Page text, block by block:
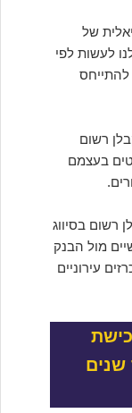
של
לעשות לפי
רשום
בעצמם
רשום בסיווג
מול הבנק
עירוניים